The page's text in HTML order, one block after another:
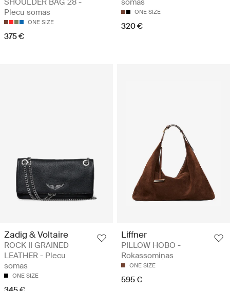
SHOULDER BAG 28 -
Plecu somas
ONE SIZE
375 €
somas
ONE SIZE
320 €
Zadig & Voltaire
ROCK II GRAINED
LEATHER - Plecu
somas
ONE SIZE
Liffner
PILLOW HOBO -
Rokassomiņas
ONE SIZE
595 €